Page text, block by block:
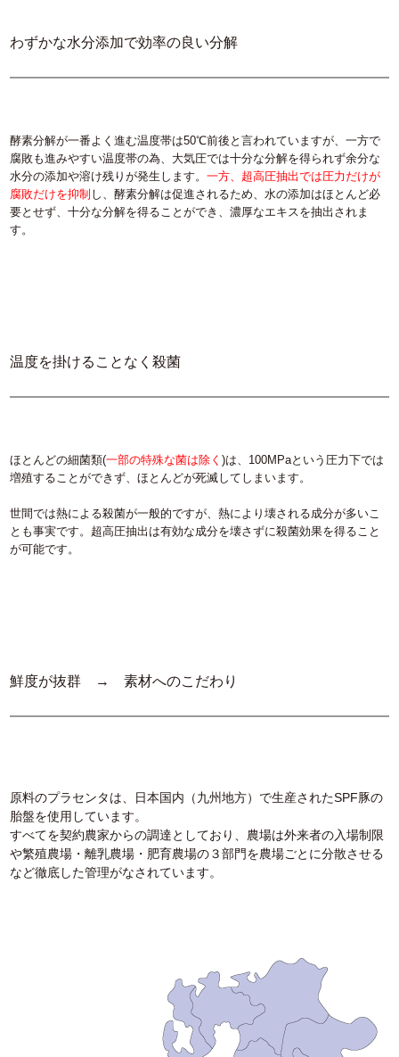
わずかな水分添加で効率の良い分解
酵素分解が一番よく進む温度帯は50℃前後と言われていますが、一方で
腐敗も進みやすい温度帯の為、大気圧では十分な分解を得られず余分な
水分の添加や溶け残りが発生します。一方、超高圧抽出では圧力だけが
腐敗だけを抑制 し、酵素分解は促進されるため、水の添加はほとんど必
要とせず、十分な分解を得ることができ、濃厚なエキスを抽出されま
す。
温度を掛けることなく殺菌
ほとんどの細菌類(一部の特殊な菌は除く)は、100MPaという圧力下では
増殖することができず、ほとんどが死滅してしまいます。
世間では熱による殺菌が一般的ですが、熱により壊される成分が多いこ
とも事実です。 超高圧抽出は有効な成分を壊さずに殺菌効果を得ること
が可能です。
鮮度が抜群 → 素材へのこだわり
原料のプラセンタは、日本国内（九州地方）で生産されたSPF豚の
胎盤を使用しています。
すべてを契約農家からの調達としており、農場は外来者の入場制限
や繁殖農場・離乳農場・肥育農場の３部門を農場ごとに分散させる
など徹底した管理がなされています。